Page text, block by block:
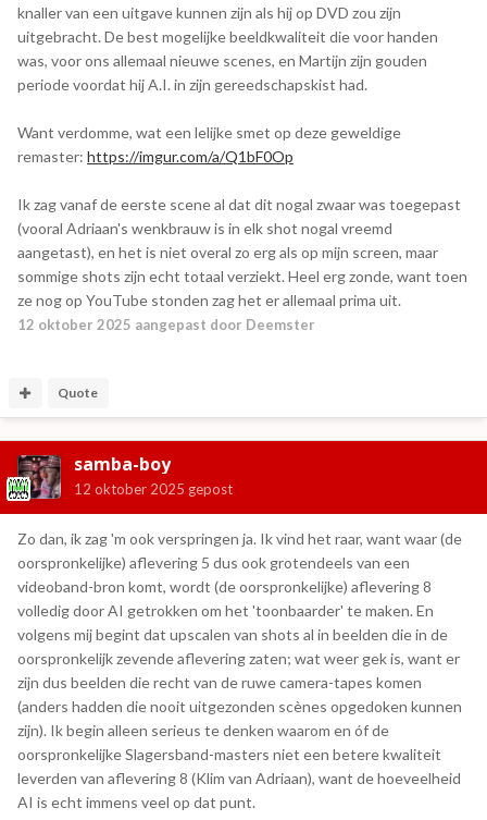
knaller van een uitgave kunnen zijn als hij op DVD zou zijn
uitgebracht. De best mogelijke beeldkwaliteit die voor handen
was, voor ons allemaal nieuwe scenes, en Martijn zijn gouden
periode voordat hij A.I. in zijn gereedschapskist had.
Want verdomme, wat een lelijke smet op deze geweldige
remaster: https://imgur.com/a/Q1bF0Op
Ik zag vanaf de eerste scene al dat dit nogal zwaar was toegepast
(vooral Adriaan's wenkbrauw is in elk shot nogal vreemd
aangetast), en het is niet overal zo erg als op mijn screen, maar
sommige shots zijn echt totaal verziekt. Heel erg zonde, want toen
ze nog op YouTube stonden zag het er allemaal prima uit.
12 oktober 2025 aangepast door Deemster
Quote
samba-boy
12 oktober 2025 gepost
Zo dan, ik zag 'm ook verspringen ja. Ik vind het raar, want waar (de
oorspronkelijke) aflevering 5 dus ook grotendeels van een
videoband-bron komt, wordt (de oorspronkelijke) aflevering 8
volledig door AI getrokken om het 'toonbaarder' te maken. En
volgens mij begint dat upscalen van shots al in beelden die in de
oorspronkelijk zevende aflevering zaten; wat weer gek is, want er
zijn dus beelden die recht van de ruwe camera-tapes komen
(anders hadden die nooit uitgezonden scènes opgedoken kunnen
zijn). Ik begin alleen serieus te denken waarom en óf de
oorspronkelijke Slagersband-masters niet een betere kwaliteit
leverden van aflevering 8 (Klim van Adriaan), want de hoeveelheid
AI is echt immens veel op dat punt.